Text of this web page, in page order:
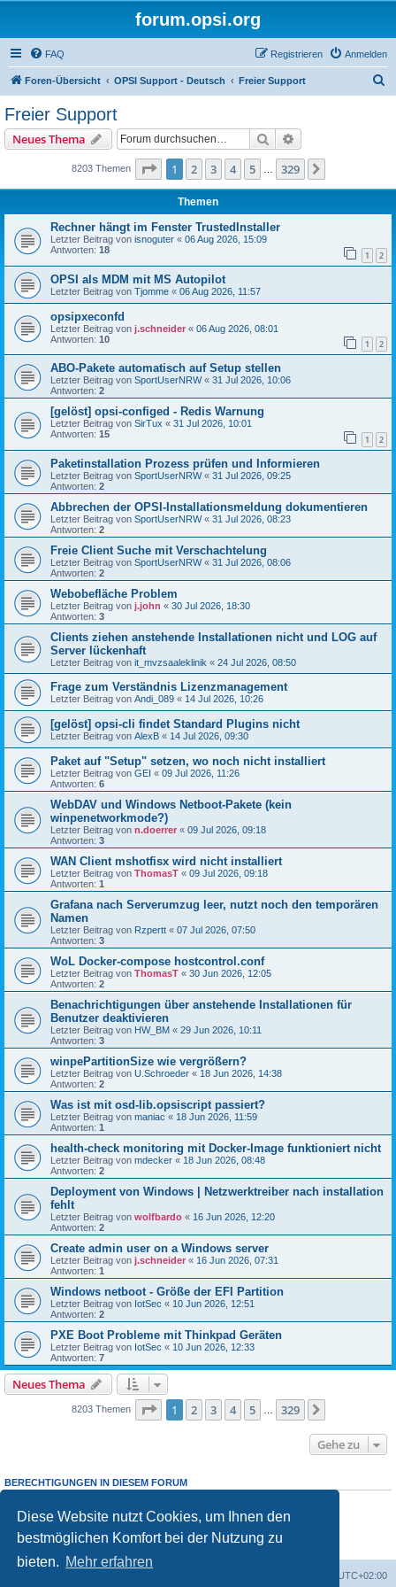
Diese Website nutzt Cookies, um Ihnen den
bestmöglichen Komfort bei der Nutzung zu
bieten. Mehr erfahren
forum.opsi.org
FAQ Anmelden
Registrieren
Foren-Übersicht OPSI Support - Deutsch Freier Support
Freier Support
Neues Thema Suche
8203 Themen Seite 1von 329
1 2 3 4 5 329
Themen
Rechner hängt im Fenster TrustedInstaller
Letzter Beitrag von isnoguter « 06 Aug 2026, 15:09
Antworten: 18 1 2
OPSI als MDM mit MS Autopilot
Letzter Beitrag von Tjomme « 06 Aug 2026, 11:57
opsipxeconfd
Letzter Beitrag von j.schneider « 06 Aug 2026, 08:01
Antworten: 10 1 2
ABO-Pakete automatisch auf Setup stellen
Letzter Beitrag von SportUserNRW« 31 Jul 2026, 10:06
Antworten: 2
[gelöst] opsi-configed - Redis Warnung
Letzter Beitrag von SirTux « 31 Jul 2026, 10:01
Antworten: 15 1 2
Paketinstallation Prozess prüfen und Informieren
Letzter Beitrag von SportUserNRW« 31 Jul 2026, 09:25
Antworten: 2
Abbrechen der OPSI-Installationsmeldung dokumentieren
Letzter Beitrag von SportUserNRW« 31 Jul 2026, 08:23
Antworten: 2
Freie Client Suche mit Verschachtelung
Letzter Beitrag von SportUserNRW« 31 Jul 2026, 08:06
Antworten: 2
Webobefläche Problem
Letzter Beitrag von j.john « 30 Jul 2026, 18:30
Antworten: 3
Clients ziehen anstehende Installationen nicht und LOG auf
Server lückenhaft
Letzter Beitrag von it_mvzsaaleklinik « 24 Jul 2026, 08:50
Frage zum Verständnis Lizenzmanagement
Letzter Beitrag von Andi_089 « 14 Jul 2026, 10:26
[gelöst] opsi-cli findet Standard Plugins nicht
Letzter Beitrag von AlexB « 14 Jul 2026, 09:30
Paket auf "Setup" setzen, wo noch nicht installiert
Letzter Beitrag von GEI « 09 Jul 2026, 11:26
Antworten: 6
WebDAV und Windows Netboot-Pakete (kein
winpenetworkmode?)
Letzter Beitrag von n.doerrer « 09 Jul 2026, 09:18
Antworten: 3
WAN Client mshotfisx wird nicht installiert
Letzter Beitrag von ThomasT « 09 Jul 2026, 09:18
Antworten: 1
Grafana nach Serverumzug leer, nutzt noch den temporären
Namen
Letzter Beitrag von Rzpertt « 07 Jul 2026, 07:50
Antworten: 3
WoL Docker-compose hostcontrol.conf
Letzter Beitrag von ThomasT « 30 Jun 2026, 12:05
Antworten: 2
Benachrichtigungen über anstehende Installationen für
Benutzer deaktivieren
Letzter Beitrag von HW_BM « 29 Jun 2026, 10:11
Antworten: 3
winpePartitionSize wie vergrößern?
Letzter Beitrag von U.Schroeder « 18 Jun 2026, 14:38
Antworten: 2
Was ist mit osd-lib.opsiscript passiert?
Letzter Beitrag von maniac « 18 Jun 2026, 11:59
Antworten: 1
health-check monitoring mit Docker-Image funktioniert nicht
Letzter Beitrag von mdecker « 18 Jun 2026, 08:48
Antworten: 2
Deployment von Windows | Netzwerktreiber nach installation
fehlt
Letzter Beitrag von wolfbardo « 16 Jun 2026, 12:20
Antworten: 2
Create admin user on a Windows server
Letzter Beitrag von j.schneider « 16 Jun 2026, 07:31
Antworten: 1
Windows netboot - Größe der EFI Partition
Letzter Beitrag von IotSec « 10 Jun 2026, 12:51
Antworten: 2
PXE Boot Probleme mit Thinkpad Geräten
Letzter Beitrag von IotSec « 10 Jun 2026, 12:33
Antworten: 7
Neues Thema
8203 Themen Seite 1von 329
1 2 3 4 5 329
Gehe zu
BERECHTIGUNGEN IN DIESEM FORUM
Sie dürfenkeineAntworten zu Themen in diesem Forum erstellen.
Sie dürfen Ihre Beiträge in diesem Forumnicht ändern.
Sie dürfen Ihre Beiträge in diesem Forumnichtlöschen.
keine
UTC+02:00